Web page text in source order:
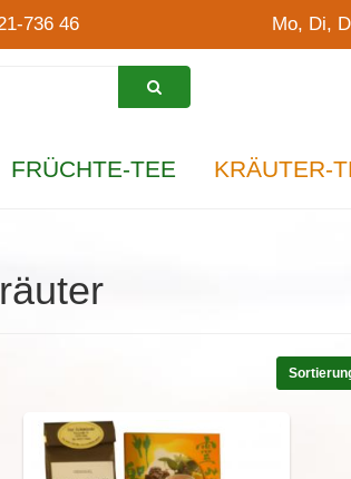
736 46 Mo, Di,
FRÜCHTE-TEE KRÄUTER-